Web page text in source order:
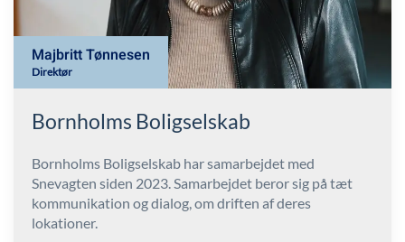
Majbritt Tønnesen
Direktør
Bornholms Boligselskab
Bornholms Boligselskab har samarbejdet med
Snevagten siden 2023. Samarbejdet beror sig på tæt
kommunikation og dialog, om driften af deres
lokationer.